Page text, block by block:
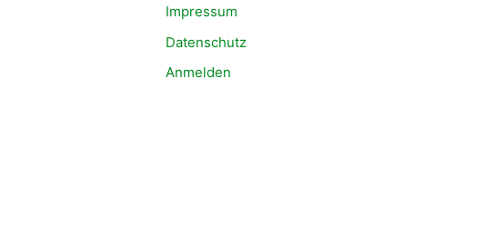
Impressum
Datenschutz
Anmelden